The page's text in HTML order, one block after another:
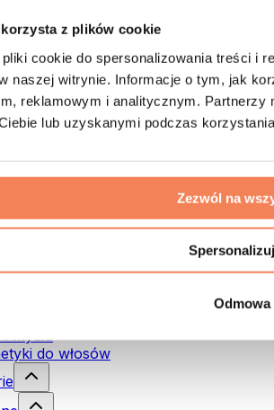
z plików cookie
cookie do spersonalizowania treści i
naszej witrynie. Informacje o tym, jak
reklamowym i analitycznym. Partnerzy
lub uzyskanymi podczas
Zezwól na
Spersonalizuj
Odmowa
do aktywności
wody
mydła
do włosów